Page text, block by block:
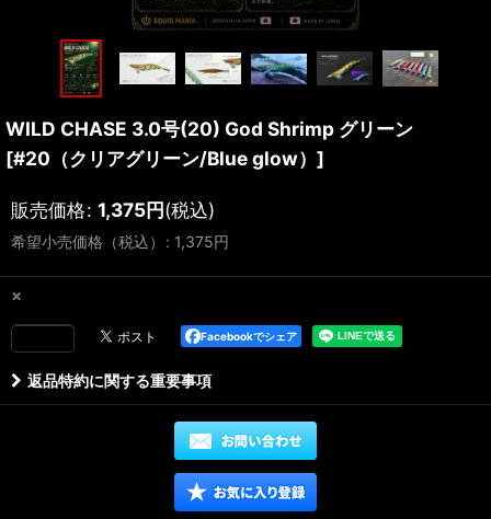
WILD CHASE 3.0号(20) God Shrimp グリーン
[#20（クリアグリーン/Blue glow） ]
販売価格: 1,375円(税込)
希望小売価格（税込） : 1,375円
×
Facebookでシェア
返品特約に関する重要事項